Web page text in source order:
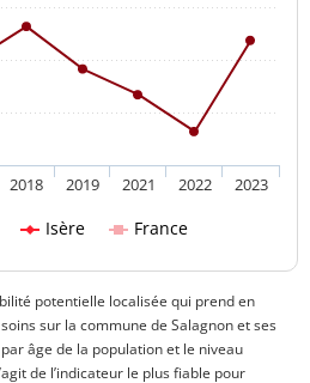
Isère France
2018 2019 2021 2022 2023
potentielle localisée qui prend en
sur la commune de Salagnon et ses
âge de la population et le niveau
de l’indicateur le plus fiable pour